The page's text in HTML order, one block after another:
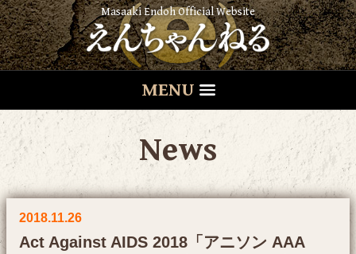
Masaaki Endoh Official Website
MENU
News
2018.11.26
Act Against AIDS 2018「アニソン AAA